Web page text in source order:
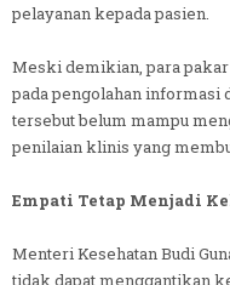
pelayanan kepada pasien.
Meski demikian, para
pada pengolahan informasi
tersebut belum mampu
penilaian klinis yang
Empati Tetap Menjadi
Menteri Kesehatan Budi
tidak dapat menggantikan